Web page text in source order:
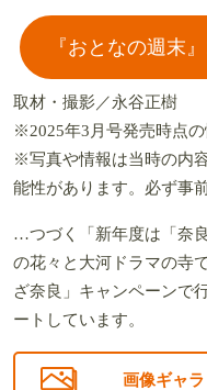
『おとなの週末
取材・撮影／永谷正樹
※2025年3月号発売時点の
※写真や情報は当時の内
能性があります。必ず事
…つづく「新年度は「奈
の花々と大河ドラマの寺
ざ奈良」キャンペーンで
ートしています。
画像ギャ